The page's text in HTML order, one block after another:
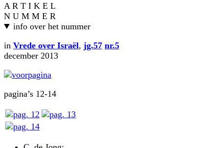
A R T I K E L
N U M M E R
info over het nummer
in Vrede over Israël, jg.57 nr.5
december 2013
pagina’s 12-14